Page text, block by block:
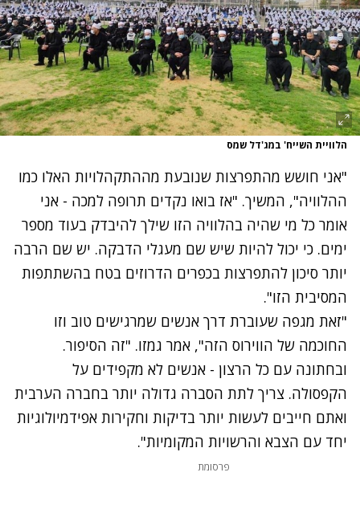
הלוויית השייח' במג'דל שמס
"אני חושש מהתפרצות שנובעת מההתקהלויות האלו כמו
ההלוויה", המשיך. "אז בואו נקדים תרופה למכה - אני
אומר כל מי שהיה בהלוויה הזו שילך להיבדק בעוד מספר
ימים. כי יכול להיות שיש שם מעגלי הדבקה. יש שם הרבה
יותר סיכון להתפרצות בכפרים הדרוזים בטח בהשתתפות
המסיבית הזו".
"זאת מגפה שעוברת דרך אנשים שמרגישים טוב וזו
החוכמה של הווירוס הזה", אמר גמזו. "זה הסיפור.
ובחתונה עם כל הרצון - אנשים לא מקפידים על
הקפסולה. צריך לתת הסברה גדולה יותר בחברה הערבית
ואתם חייבים לעשות יותר בדיקות וחקירות אפידמיולוגיות
יחד עם הצבא והרשויות המקומיות".
פרסומת